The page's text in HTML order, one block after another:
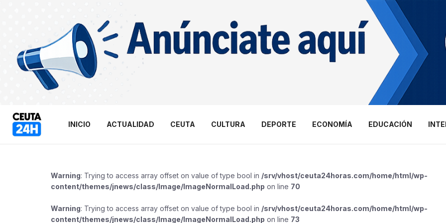
INICIO ACTUALIDAD CEUTA CULTURA DEPORTE ECONOMÍA EDUCACIÓN
Warning: Trying to access array offset on value of type bool in /srv/vhost/ceuta24horas.com/home/html/wp-
content/themes/jnews/class/Image/ImageNormalLoad.php on line 70
Warning: Trying to access array offset on value of type bool in /srv/vhost/ceuta24horas.com/home/html/wp-
content/themes/jnews/class/Image/ImageNormalLoad.php on line 73